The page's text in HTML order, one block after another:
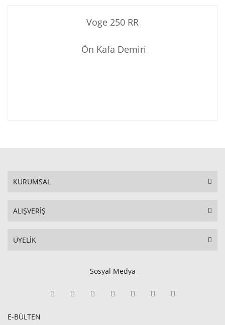
Voge 250 RR
Ön Kafa Demiri
KURUMSAL
ALIŞVERİŞ
ÜYELİK
Sosyal Medya
E-BÜLTEN